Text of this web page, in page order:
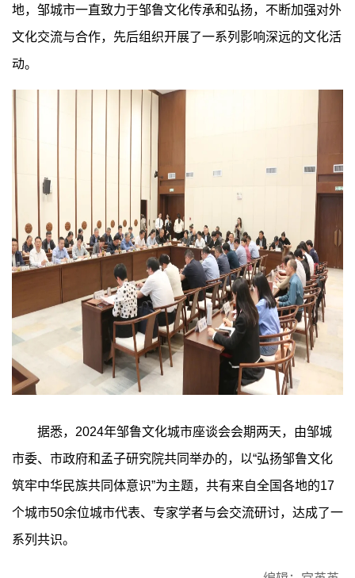
地，邹城市一直致力于邹鲁文化传承和弘扬，不断加强对外
文化交流与合作，先后组织开展了一系列影响深远的文化活
动。
据悉，2024年邹鲁文化城市座谈会会期两天，由邹城
市委、市政府和孟子研究院共同举办的，以“弘扬邹鲁文化
筑牢中华民族共同体意识”为主题，共有来自全国各地的17
个城市50余位城市代表、专家学者与会交流研讨，达成了一
系列共识。